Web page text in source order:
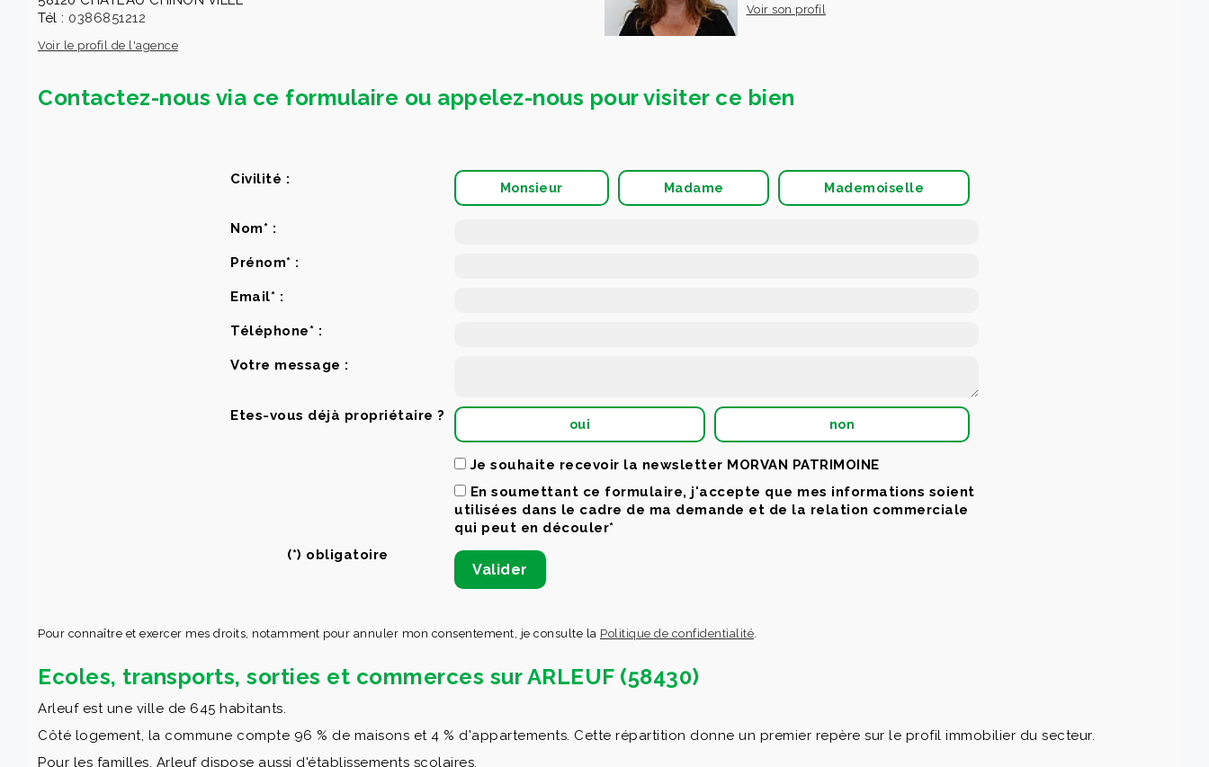
Tél : 0386851212
Voir le profil de l'agence
Voir son profil
Contactez-nous via ce formulaire ou appelez-nous pour visiter ce bien
Civilité :
Monsieur Madame Mademoiselle
Nom* :
Prénom* :
Email* :
Téléphone* :
Votre message :
Etes-vous déjà propriétaire ?
oui non
Je souhaite recevoir la newsletter MORVAN PATRIMOINE
En soumettant ce formulaire, j'accepte que mes informations soient
utilisées dans le cadre de ma demande et de la relation commerciale
qui peut en découler*
(*) obligatoire
Pour connaître et exercer mes droits, notamment pour annuler mon consentement, je consulte la Politique de confidentialité.
Ecoles, transports, sorties et commerces sur ARLEUF (58430)
Arleuf est une ville de 645 habitants.
Côté logement, la commune compte 96 % de maisons et 4 % d'appartements. Cette répartition donne un premier repère sur le profil immobilier du secteur.
Pour les familles, Arleuf dispose aussi d'établissements scolaires.